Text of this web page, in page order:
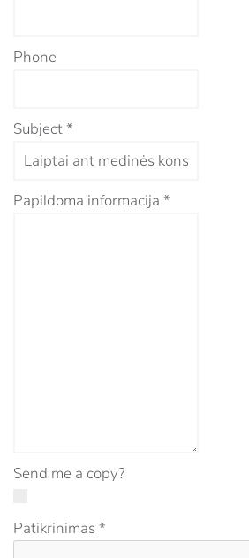
Phone
Subject*
Papildoma informacija *
Send me a copy?
Patikrinimas*